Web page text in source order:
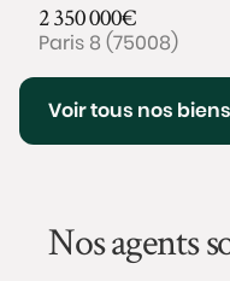
2 350 000€
Paris 8 (75008)
Voir tous nos biens
Nos agents